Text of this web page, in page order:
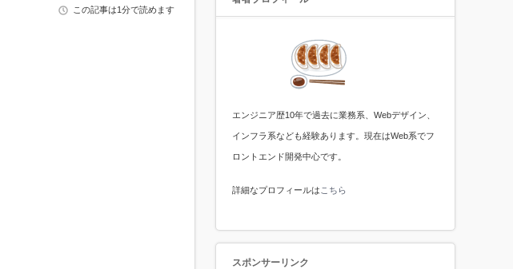
この記事は1分で読めます
エンジニア歴10年で過去に業務系、Webデザイン、
インフラ系なども経験あります。現在はWeb系でフ
ロントエンド開発中心です。
詳細なプロフィールは こちら
スポンサーリンク